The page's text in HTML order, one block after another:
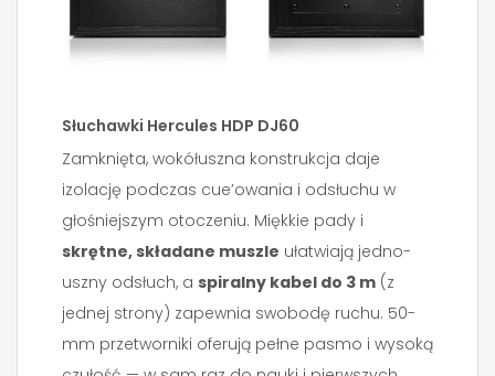
Słuchawki Hercules HDP DJ60
Zamknięta, wokółuszna konstrukcja daje
izolację podczas cue’owania i odsłuchu w
głośniejszym otoczeniu. Miękkie pady i
skrętne, składane muszle ułatwiają jedno-
uszny odsłuch, a spiralny kabel do 3 m (z
jednej strony) zapewnia swobodę ruchu. 50-
mm przetworniki oferują pełne pasmo i wysoką